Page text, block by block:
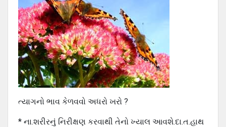
ત્યાગનો ભાવ કેળવવો અધરો ખરો ?
* ના.શરીરનું નિરીક્ષણ કરવાથી તેનો ખ્યાલ આવશે.દા.ત.હાથ